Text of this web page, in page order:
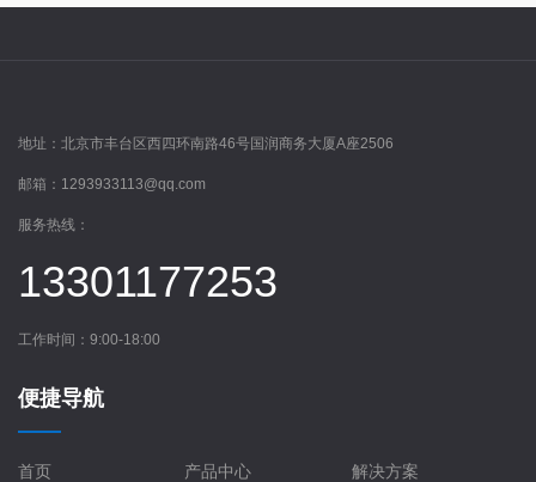
地址： 北京市丰台区西四环南路46号国润商务大厦A座2506
邮箱： 1293933113@qq.com
服务热线：
13301177253
工作时间：9:00-18:00
便捷导航
首页 产品中心 解决方案